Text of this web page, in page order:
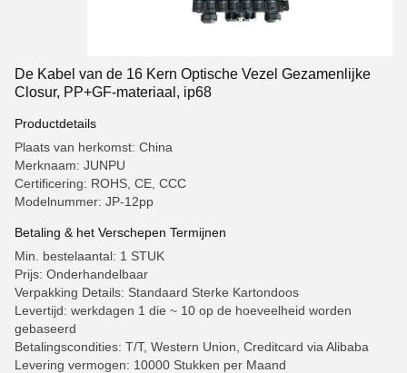
De Kabel van de 16 Kern Optische Vezel Gezamenlijke
Closur, PP+GF-materiaal, ip68
Productdetails
Plaats van herkomst: China
Merknaam: JUNPU
Certificering: ROHS, CE, CCC
Modelnummer: JP-12pp
Betaling & het Verschepen Termijnen
Min. bestelaantal: 1 STUK
Prijs: Onderhandelbaar
Verpakking Details: Standaard Sterke Kartondoos
Levertijd: werkdagen 1 die ~ 10 op de hoeveelheid worden
gebaseerd
Betalingscondities: T/T, Western Union, Creditcard via Alibaba
Levering vermogen: 10000 Stukken per Maand